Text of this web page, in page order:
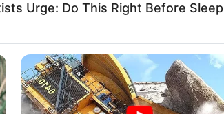
Urge: Do This Right Before Sleep